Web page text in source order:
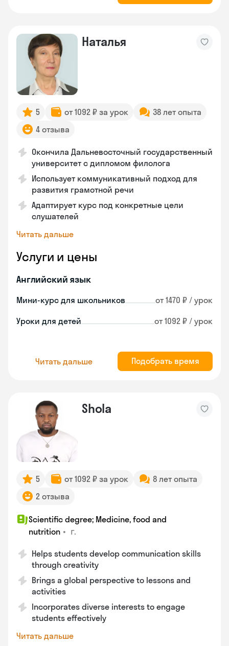
Наталья
5 от 1092 ₽ за урок
38 лет опыта
4 отзыва
Окончила Дальневосточный государственный
университет с дипломом филолога
Использует коммуникативный подход для
развития грамотной речи
Адаптирует курс под конкретные цели
слушателей
Читать дальше
Услуги и цены
Английский язык
Мини-курс для школьников от 1470 ₽ / урок
Уроки для детей от 1092 ₽ / урок
Читать дальше Подобрать время
Shola
5 от 1092 ₽ за урок
8 лет опыта
2 отзыва
Scientific degree; Medicine, food and
nutrition • г.
Helps students develop communication skills
through creativity
Brings a global perspective to lessons and
activities
Incorporates diverse interests to engage
students effectively
Читать дальше